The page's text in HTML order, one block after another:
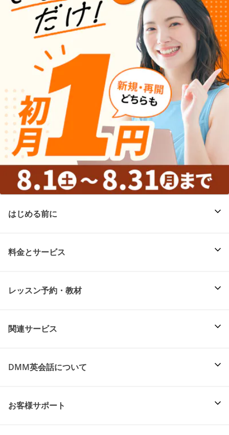
はじめる前に
料金とサービス
レッスン予約・教材
関連サービス
DMM英会話について
お客様サポート